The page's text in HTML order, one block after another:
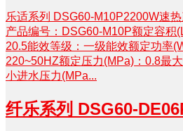
乐适系列 DSG60-M10P2200W速
产品编号：DSG60-M10P额定容积
20.5能效等级：一级能效额定功率
220~50HZ额定压力(MPa)：0.8最
小进水压力(MPa...
纤乐系列 DSG60-